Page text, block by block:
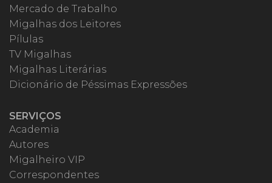
Mercado de Trabalho
Migalhas dos Leitores
Pílulas
TV Migalhas
Migalhas Literárias
Dicionário de Péssimas Expressões
SERVIÇOS
Academia
Autores
Migalheiro VIP
Correspondentes